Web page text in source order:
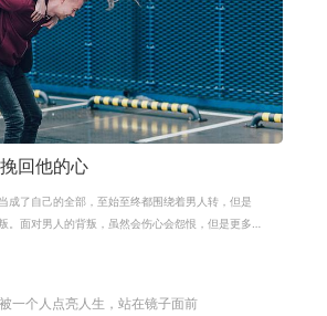
回他的心
成了自己的全部，至始至终都围绕着男人转，但是
。面对男人的背叛，虽然会伤心会怨恨，但是更多
个人点亮人生，站在镜子面前